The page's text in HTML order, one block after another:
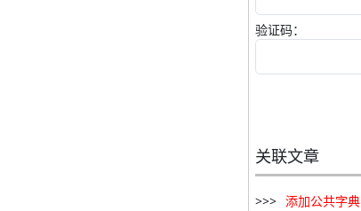
验证码：
关联文章
添加公共字典